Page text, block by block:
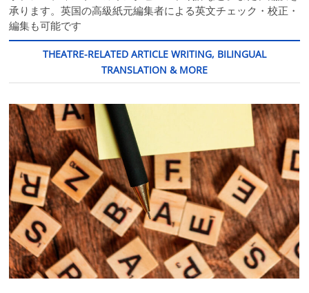
承ります。英国の高級紙元編集者による英文チェック・校正・
編集も可能です
THEATRE-RELATED ARTICLE WRITING, BILINGUAL
TRANSLATION & MORE